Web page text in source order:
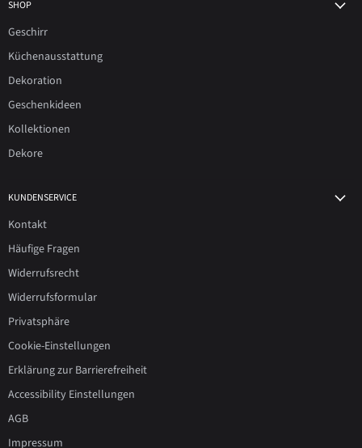
SHOP
Geschirr
Küchenausstattung
Dekoration
Geschenkideen
Kollektionen
Dekore
KUNDENSERVICE
Kontakt
Häufige Fragen
Widerrufsrecht
Widerrufsformular
Privatsphäre
Cookie-Einstellungen
Erklärung zur Barrierefreiheit
Accessibility Einstellungen
AGB
Impressum